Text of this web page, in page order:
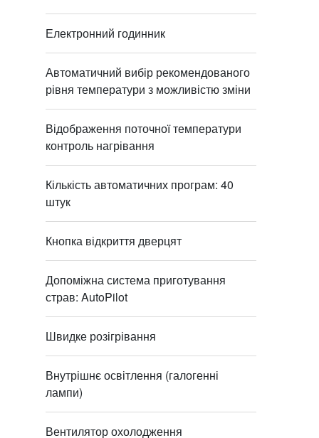
Електронний годинник
Автоматичний вибір рекомендованого
рівня температури з можливістю зміни
Відображення поточної температури
контроль нагрівання
Кількість автоматичних програм: 40
штук
Кнопка відкриття дверцят
Допоміжна система приготування
страв: AutoPilot
Швидке розігрівання
Внутрішнє освітлення (галогенні
лампи)
Вентилятор охолодження